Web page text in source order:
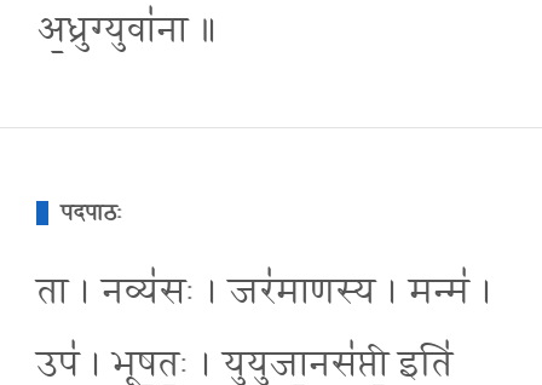
अ॒ध्रुग्युवा॑ना ॥
पदपाठः
ता । नव्य॑सः । जर॑माणस्य । मन्म॑ ।
उप॑ । भू॒ष॒तः॒ । यु॒यु॒जा॒नस॑प्ती॒ इति॑